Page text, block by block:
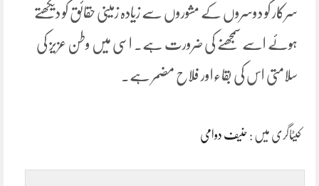
سرکار کو دوسروں کے مشوروں سے زیادہ زمینی حقائق کو دیکھتے
ہوئے اسے سمجھنے کی ضرورت ہے۔ اسی میں وطن عزیز کی
سلامتی اس کی بقاءاور فلاح مضمر ہے۔
کیٹاگری میں : حنیف دوامی